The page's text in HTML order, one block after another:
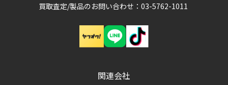
買取査定/製品のお問い合わせ：03-5762-1011
関連会社